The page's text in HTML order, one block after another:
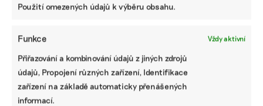
Použití omezených údajů k výběru obsahu.
Funkce Vždy aktivní
Přiřazování a kombinování údajů z jiných zdrojů
údajů, Propojení různých zařízení, Identifikace
zařízení na základě automaticky přenášených
informací.
Motoristé našli
vedro.
Úředníkům na
MŽP nabídli
led
klimatizace
pro každou
domácnost, i
když si to
Řešením